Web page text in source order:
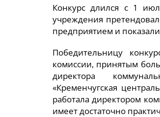
Конкурс длился с 1
учреждения
предприятием и
Победительницу
комиссии, принятым
директора
«Кременчугская
работала директором
имеет достаточно